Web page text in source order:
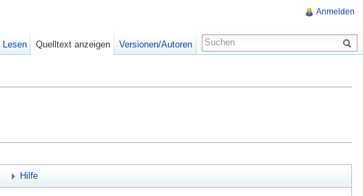
Hilfe
Anmelden
Lesen Quelltext anzeigen Versionen/Autoren